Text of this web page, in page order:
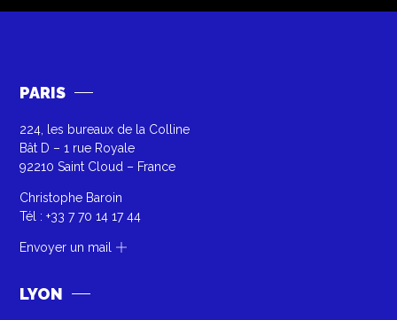
PARIS
224, les bureaux de la Colline
Bât D – 1 rue Royale
92210 Saint Cloud – France
Christophe Baroin
Tél :+33 7 70 14 17 44
Envoyer un mail
LYON